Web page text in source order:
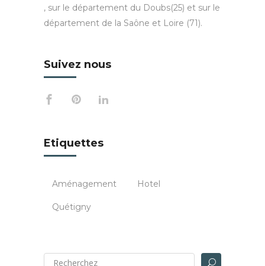
, sur le département du Doubs(25) et sur le
département de la Saône et Loire (71).
Suivez nous
Etiquettes
Aménagement Hotel
Quétigny